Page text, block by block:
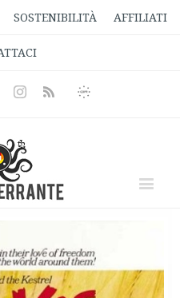
SOSTENIBILITÀ AFFILIATI
InstagramRss
Informativa